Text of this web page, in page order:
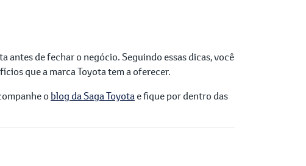
antes de fechar o negócio. Seguindo essas dicas, você
que a marca Toyota tem a oferecer.
o blog da Saga Toyotae fique por dentro das